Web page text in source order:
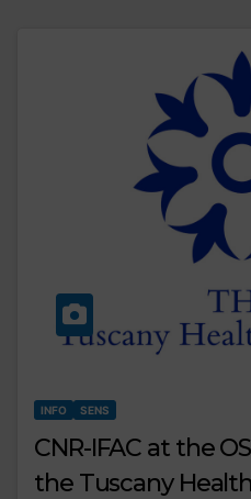
INFO SENS
CNR-IFAC at the
the Tuscany